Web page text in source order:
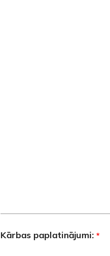
Kārbas paplatinājumi: *